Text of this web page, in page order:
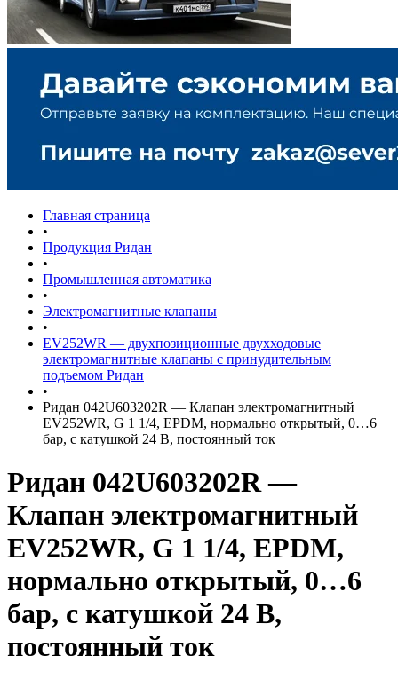
Главная страница
•
Продукция Ридан
•
Промышленная автоматика
•
Электромагнитные клапаны
•
EV252WR — двухпозиционные двухходовые
электромагнитные клапаны с принудительным
подъемом Ридан
•
Ридан 042U603202R — Клапан электромагнитный
EV252WR, G 1 1/4, EPDM, нормально открытый, 0…6
бар, с катушкой 24 В, постоянный ток
Ридан 042U603202R —
Клапан электромагнитный
EV252WR, G 1 1/4, EPDM,
нормально открытый, 0…6
бар, с катушкой 24 В,
постоянный ток